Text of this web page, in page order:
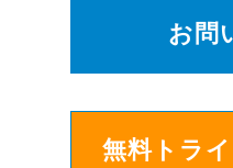
お問
無料トラ